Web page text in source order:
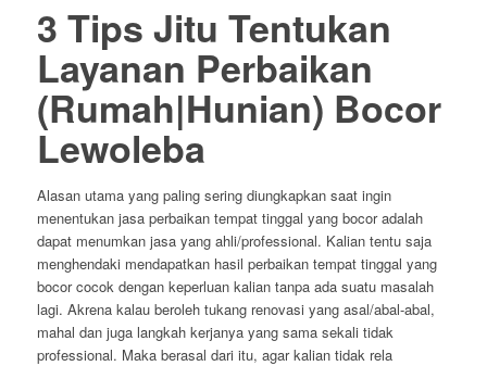
3 Tips Jitu Tentukan
Layanan Perbaikan
(Rumah|Hunian) Bocor
Lewoleba
Alasan utama yang paling sering diungkapkan saat ingin
menentukan jasa perbaikan tempat tinggal yang bocor adalah
dapat menumkan jasa yang ahli/professional. Kalian tentu saja
menghendaki mendapatkan hasil perbaikan tempat tinggal yang
bocor cocok dengan keperluan kalian tanpa ada suatu masalah
lagi. Akrena kalau beroleh tukang renovasi yang asal/abal-abal,
mahal dan juga langkah kerjanya yang sama sekali tidak
professional. Maka berasal dari itu, agar kalian tidak rela